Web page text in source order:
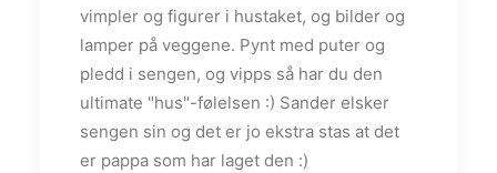
vimpler og figurer i hustaket, og bilder og
lamper på veggene. Pynt med puter og
pledd i sengen, og vipps så har du den
ultimate "hus"-følelsen :) Sander elsker
sengen sin og det er jo ekstra stas at det
er pappa som har laget den :)